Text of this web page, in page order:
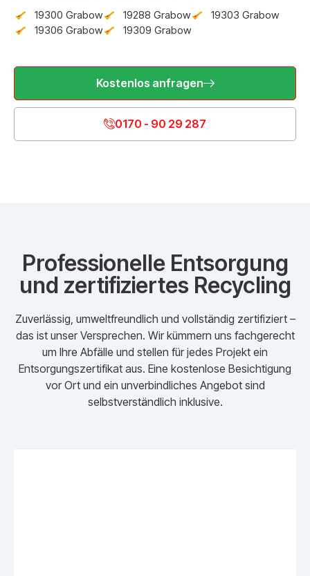
19300 Grabow 19288 Grabow
19303 Grabow
19306 Grabow
19309 Grabow
Kostenlos anfragen
0170 - 90 29 287
Professionelle Entsorgung
und zertifiziertes Recycling
Zuverlässig, umweltfreundlich und vollständig zertifiziert –
das ist unser Versprechen. Wir kümmern uns fachgerecht
um Ihre Abfälle und stellen für jedes Projekt ein
Entsorgungszertifikat aus. Eine kostenlose Besichtigung
vor Ort und ein unverbindliches Angebot sind
selbstverständlich inklusive.